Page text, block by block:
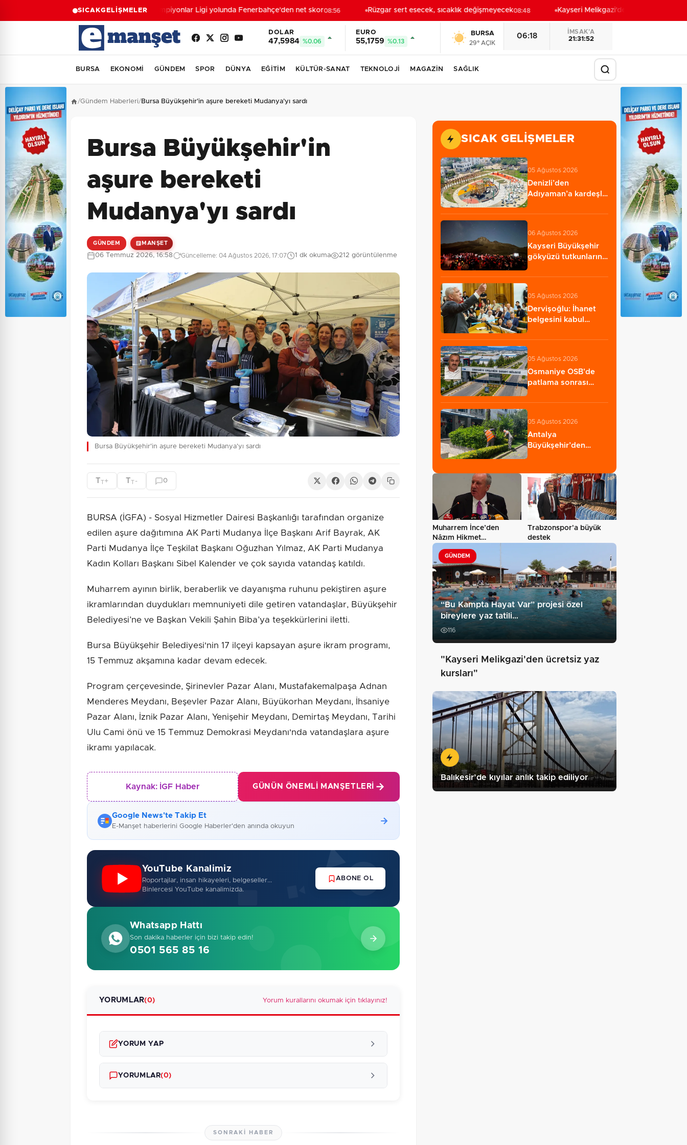
SICAKGELİŞMELERŞampiyonlar Ligi yolunda Fenerbahçe'den net skor08:56 Rüzgar sert esecek, sıcaklık değişmeyecek08:48 Kayseri Melikgazi'den ücretsiz yaz
DOLAR
47,5984 %0.06
EURO
55,1759 %0.13
BURSA
29° AÇIK
06:18
İMSAK'A
21:31:50
BURSA EKONOMİ GÜNDEM SPOR DÜNYA EĞİTİM KÜLTÜR-SANAT TEKNOLOJİ MAGAZİN SAĞLIK
/Gündem Haberleri/Bursa Büyükşehir'in aşure bereketi Mudanya'yı sardı
Bursa Büyükşehir'in
aşure bereketi
Mudanya'yı sardı
GÜNDEM MANŞET
06 Temmuz 2026, 16:58 Güncelleme: 04 Ağustos 2026, 17:07 1 dk okuma 212 görüntülenme
Bursa Büyükşehir'in aşure bereketi Mudanya'yı sardı
TT+ TT - 0
BURSA (İGFA) - Sosyal Hizmetler Dairesi Başkanlığı tarafından organize
edilen aşure dağıtımına AK Parti Mudanya İlçe Başkanı Arif Bayrak, AK
Parti Mudanya İlçe Teşkilat Başkanı Oğuzhan Yılmaz, AK Parti Mudanya
Kadın Kolları Başkanı Sibel Kalender ve çok sayıda vatandaş katıldı.
Muharrem ayının birlik, beraberlik ve dayanışma ruhunu pekiştiren aşure
ikramlarından duydukları memnuniyeti dile getiren vatandaşlar, Büyükşehir
Belediyesi’ne ve Başkan Vekili Şahin Biba’ya teşekkürlerini iletti.
Bursa Büyükşehir Belediyesi'nin 17 ilçeyi kapsayan aşure ikram programı,
15 Temmuz akşamına kadar devam edecek.
Program çerçevesinde, Şirinevler Pazar Alanı, Mustafakemalpaşa Adnan
Menderes Meydanı, Beşevler Pazar Alanı, Büyükorhan Meydanı, İhsaniye
Pazar Alanı, İznik Pazar Alanı, Yenişehir Meydanı, Demirtaş Meydanı, Tarihi
Ulu Cami önü ve 15 Temmuz Demokrasi Meydanı'nda vatandaşlara aşure
ikramı yapılacak.
Kaynak: İGF Haber GÜNÜN ÖNEMLI MANŞETLERI
Google News'te Takip Et
E-Manşet haberlerini Google Haberler'den anında okuyun
YouTube Kanalimiz
Roportajlar, insan hikayeleri, belgeseller...
Binlercesi YouTube kanalimizda.
ABONE OL
Whatsapp Hattı
Son dakika haberler için bizi takip edin!
0501 565 85 16
YORUMLAR(0) Yorum kurallarını okumak için tıklayınız!
YORUM YAP
YORUMLAR(0)
SONRAKI HABER
SICAK GELIŞMELER
05 Ağustos 2026
Denizli’den
Adıyaman’a kardeşlik
06 Ağustos 2026
Kayseri Büyükşehir
gökyüzü tutkunlarını
05 Ağustos 2026
Dervişoğlu: İhanet
belgesini kabul
05 Ağustos 2026
Osmaniye OSB'de
patlama sonrası
05 Ağustos 2026
Antalya
Büyükşehir’den
Muharrem İnce’den
Nâzım Hikmet
göndermeli paylaşım:…
Trabzonspor'a büyük
destek
GÜNDEM
“Bu Kampta Hayat Var” projesi özel
bireylere yaz tatili…
116
"Kayseri Melikgazi'den ücretsiz yaz
kursları"
Balıkesir’de kıyılar anlık takip ediliyor